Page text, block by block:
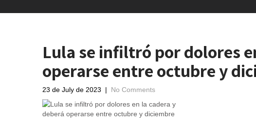
Lula se infiltró por dolores
operarse entre octubre y
23 de July de 2023 | No Comments